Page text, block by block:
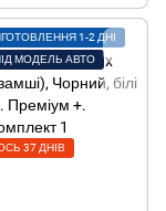
1-2 ДНІ
МОДЕЛЬ АВТО
37 ДНІВ